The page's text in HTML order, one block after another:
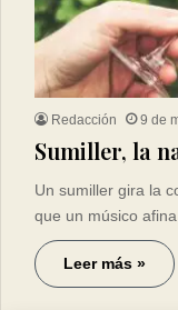
Redacción 9 de
Sumiller, la
Un sumiller gira la
que un músico
Leer más »